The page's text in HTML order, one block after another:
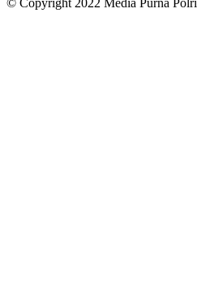
© Copyright 2022 Media Purna Polri